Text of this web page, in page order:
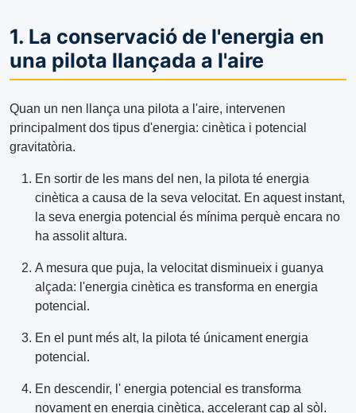
1. La conservació de l'energia en
una pilota llançada a l'aire
Quan un nen llança una pilota a l'aire, intervenen
principalment dos tipus d'energia: cinètica i potencial
gravitatòria.
En sortir de les mans del nen, la pilota té energia
cinètica a causa de la seva velocitat. En aquest instant,
la seva energia potencial és mínima perquè encara no
ha assolit altura.
A mesura que puja, la velocitat disminueix i guanya
alçada: l'energia cinètica es transforma en energia
potencial.
En el punt més alt, la pilota té únicament energia
potencial.
En descendir, l' energia potencial es transforma
novament en energia cinètica, accelerant cap al sòl.